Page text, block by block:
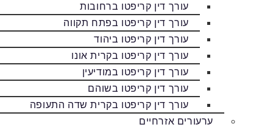
עורך דין קריפטו ברחובות
עורך דין קריפטו בפתח תקווה
עורך דין קריפטו ביהוד
עורך דין קריפטו בקרית אונו
עורך דין קריפטו במודיעין
עורך דין קריפטו בשוהם
עורך דין קריפטו בקרית שדה התעופה
ערעורים אזרחיים